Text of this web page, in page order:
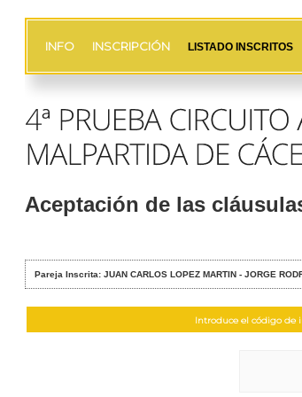
INFO INSCRIPCIÓN LISTADO INSCRITOS
Aceptación de las
Pareja Inscrita: JUAN CARLOS LOPEZ MARTIN - JORGE
Introduce el código de